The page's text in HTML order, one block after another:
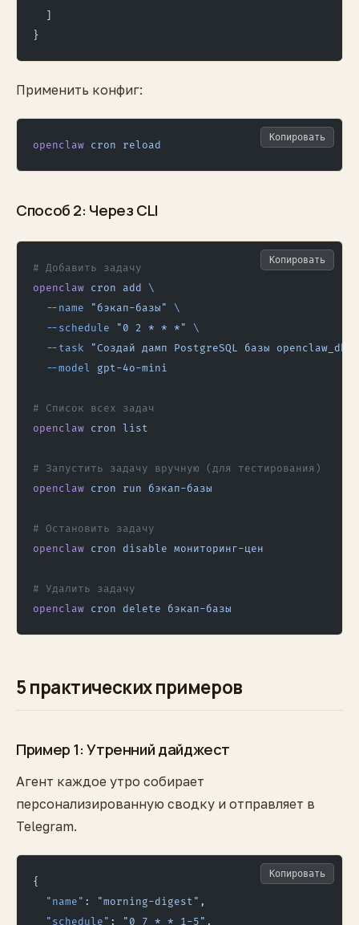
  ]
}
Применить конфиг:
openclaw cron reload
Копировать
Способ 2: Через CLI
# Добавить задачу
openclaw cron add \
  --name
"бэкап-базы"
\
  --schedule
"0 2 * * *"
\
  --task
"Создай дамп PostgreSQL базы
  --model
gpt-4o-mini
# Список всех задач
openclaw cron list
# Запустить задачу вручную (для тестирования)
openclaw cron run бэкап-базы
# Остановить задачу
openclaw cron disable мониторинг-цен
# Удалить задачу
openclaw cron delete бэкап-базы
Копировать
5 практических примеров
Пример 1: Утренний дайджест
Агент каждое утро собирает
персонализированную сводку и отправляет в
Telegram.
{
  "name"
: "morning-digest" ,
  "schedule"
: "0 7 * * 1-5" ,
Копировать